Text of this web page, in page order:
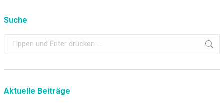
Suche
Search:
Aktuelle Beiträge